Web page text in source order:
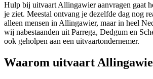
Hulp bij uitvaart Allingawier aanvragen gaat
je ziet. Meestal ontvang je dezelfde dag nog
alleen mensen in Allingawier, maar in heel
wij nabestaanden uit Parrega, Dedgum en
ook geholpen aan een uitvaartondernemer.
Waarom uitvaart